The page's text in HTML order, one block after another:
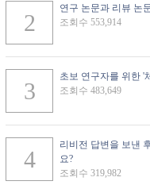
연구 논문과 리뷰 논
조회수 553,914
초보 연구자를 위한 '
조회수 483,649
리비전 답변을 보낸
요?
조회수 319,982